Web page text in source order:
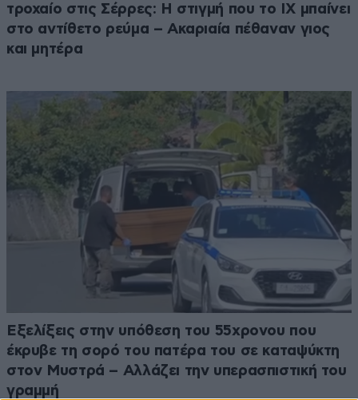
τροχαίο στις Σέρρες: Η στιγμή που το ΙΧ μπαίνει
στο αντίθετο ρεύμα – Ακαριαία πέθαναν γιος
και μητέρα
Εξελίξεις στην υπόθεση του 55χρονου που
έκρυβε τη σορό του πατέρα του σε καταψύκτη
στον Μυστρά – Αλλάζει την υπερασπιστική του
γραμμή